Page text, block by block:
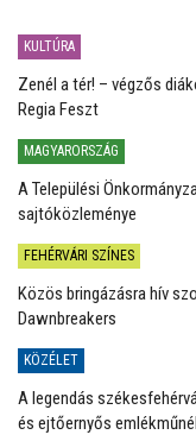
KULTÚRA
Zenél a tér! – végzős
Regia Feszt
MAGYARORSZÁG
A Települési
sajtóközleménye
FEHÉRVÁRI SZÍNES
Közös bringázásra hív
Dawnbreakers
KÖZÉLET
A legendás
és ejtőernyős emlékműnél